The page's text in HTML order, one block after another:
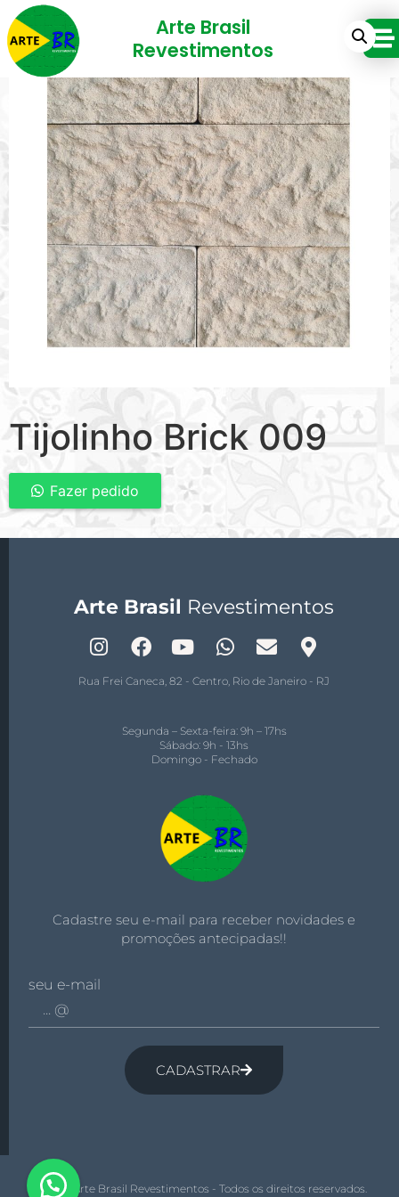
Arte Brasil
Revestimentos
Tijolinho Brick 009
Fazer pedido
Arte Brasil Revestimentos
Rua Frei Caneca, 82 - Centro, Rio de Janeiro - RJ
Segunda – Sexta-feira: 9h – 17hs
Sábado: 9h - 13hs
Domingo - Fechado
Cadastre seu e-mail para receber novidades e
promoções antecipadas!!
seu e-mail
CADASTRAR
© 2026 Arte Brasil Revestimentos - Todos os direitos reservados.